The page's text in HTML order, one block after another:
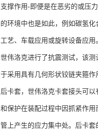
支撑作用-即便是在恶劣的或压
的环境中也是如此，例如碳氢化
工艺、车载应用或旋转设备应用
世伟洛克进行了抗震测试，该测
于采用具有几何形状铰链夹箍作
后卡套，世伟洛克卡套接头可以
和保护在装配过程中因抓紧作用
管上产生的应力集中处。后卡套